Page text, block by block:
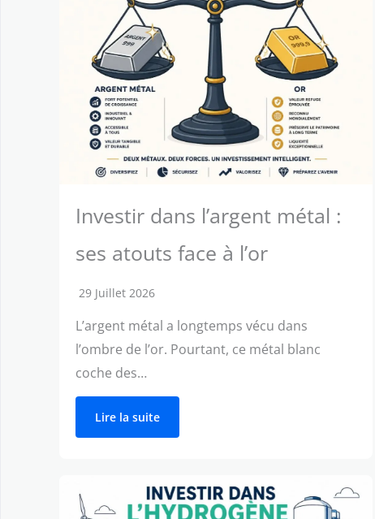
Investir dans l’argent métal :
ses atouts face à l’or
29 Juillet 2026
L’argent métal a longtemps vécu dans
l’ombre de l’or. Pourtant, ce métal blanc
coche des…
Lire la suite